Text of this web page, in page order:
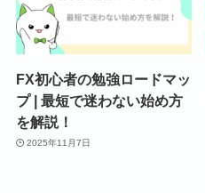
FX初心者の勉強ロードマッ
プ | 最短で迷わない始め方
を解説！
2025年11月7日